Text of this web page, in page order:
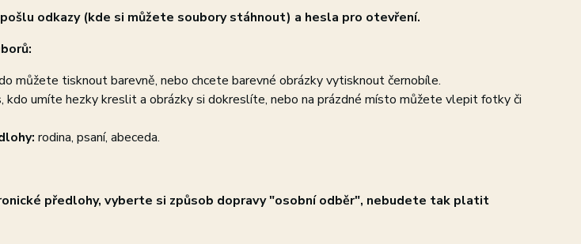
odkazy (kde si můžete soubory stáhnout) a hesla pro otevření.
můžete tisknout barevně, nebo chcete barevné obrázky vytisknout černobíle.
kdo umíte hezky kreslit a obrázky si dokreslíte, nebo na prázdné místo můžete vlepit fotky či
rodina, psaní, abeceda.
předlohy, vyberte si způsob dopravy "osobní odběr", nebudete tak platit